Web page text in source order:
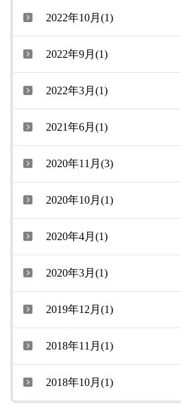
2022年10月(1)
2022年9月(1)
2022年3月(1)
2021年6月(1)
2020年11月(3)
2020年10月(1)
2020年4月(1)
2020年3月(1)
2019年12月(1)
2018年11月(1)
2018年10月(1)